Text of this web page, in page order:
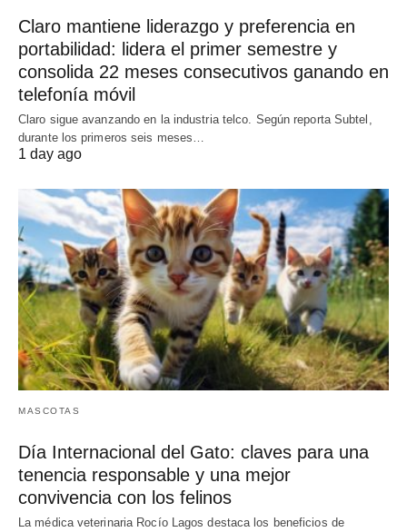
Claro mantiene liderazgo y preferencia en
portabilidad: lidera el primer semestre y
consolida 22 meses consecutivos ganando en
telefonía móvil
Claro sigue avanzando en la industria telco. Según reporta Subtel,
durante los primeros seis meses…
1 day ago
MASCOTAS
Día Internacional del Gato: claves para una
tenencia responsable y una mejor
convivencia con los felinos
La médica veterinaria Rocío Lagos destaca los beneficios de